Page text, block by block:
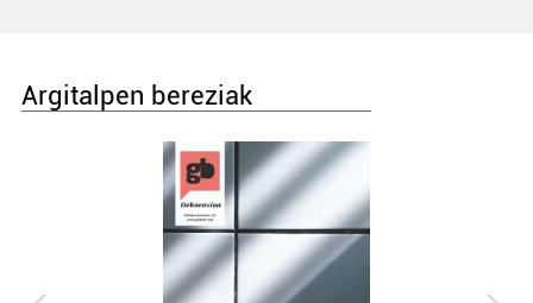
Argitalpen bereziak